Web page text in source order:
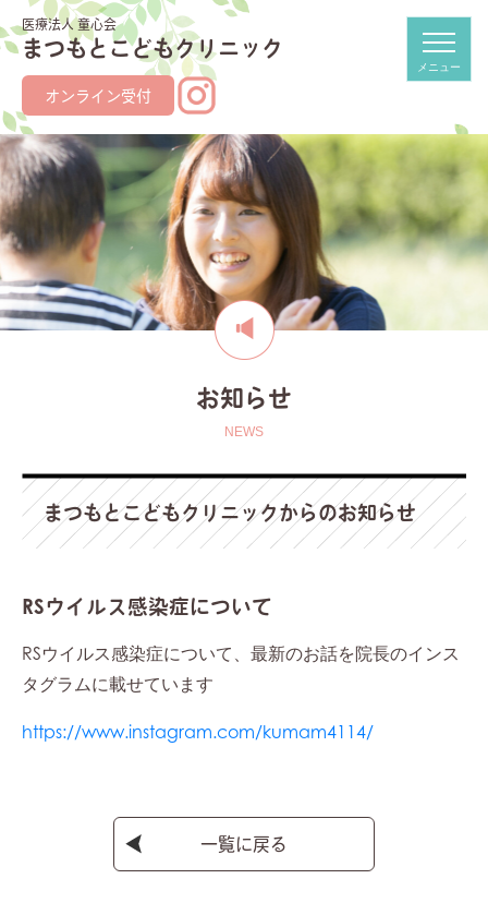
医療法人 童心会
まつもとこどもクリニック
オンライン受付
お知らせ
まつもとこどもクリニックからのお知らせ
RSウイルス感染症について
RSウイルス感染症について、最新のお話を院長のインス
タグラムに載せています
https://www.instagram.com/kumam4114/
一覧に戻る